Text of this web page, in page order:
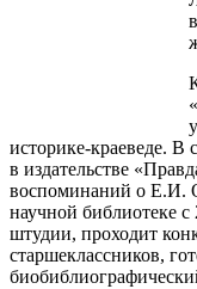
историке-краеведе. В
в издательстве
воспоминаний о Е.И.
научной библиотеке
штудии, проходит
старшеклассников,